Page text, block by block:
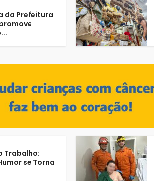
da Prefeitura
Trabalho:
se Torna